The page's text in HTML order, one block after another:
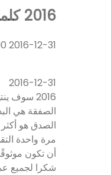
2016 كلمات شكر
2016-12-31 09:56:00
2016-12-31
2016 سوف ينتهي قريبا.
الصفقة هي
الصدق هو
مرة واحدة
أن تكون
شكرا لجميع